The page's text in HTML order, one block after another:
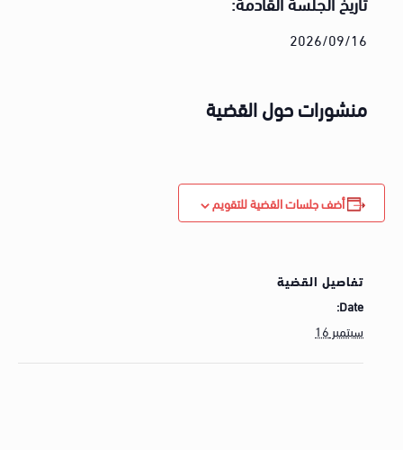
2026/09/16
منشورات حول القضية
أضف جلسات القضية للتقويم
تفاصيل القضية
Date:
سبتمبر 16